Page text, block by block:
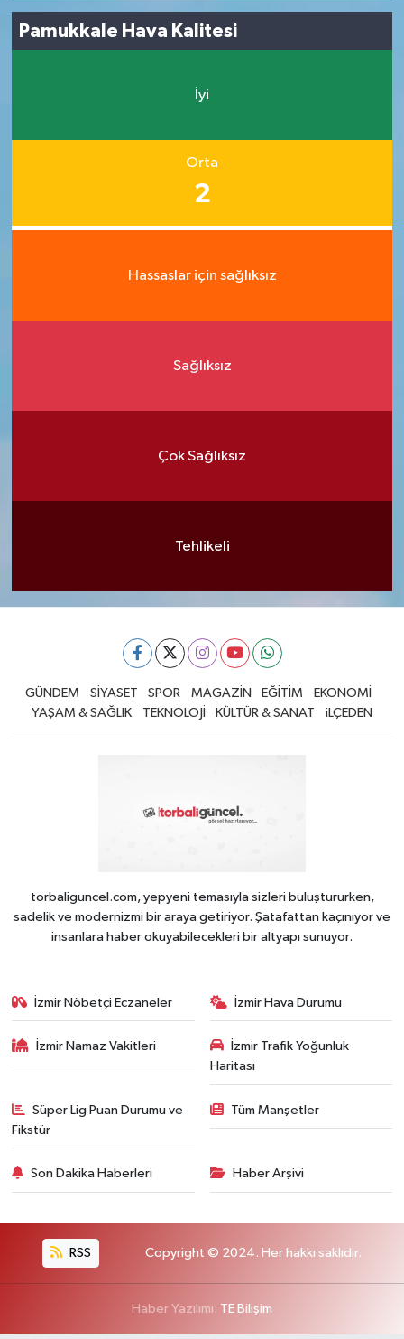
Pamukkale Hava Kalitesi
İyi
Orta
2
Hassaslar için sağlıksız
Sağlıksız
Çok Sağlıksız
Tehlikeli
GÜNDEM SİYASET SPOR MAGAZİN EĞİTİM
EKONOMİ
YAŞAM & SAĞLIK
TEKNOLOJİ KÜLTÜR & SANAT iLÇEDEN
torbaliguncel.com, yepyeni temasıyla sizleri buluştururken,
sadelik ve modernizmi bir araya getiriyor. Şatafattan kaçınıyor ve
insanlara haber okuyabilecekleri bir altyapı sunuyor.
İzmir Nöbetçi Eczaneler İzmir Hava Durumu
İzmir Namaz Vakitleri
İzmir Trafik Yoğunluk
Haritası
Süper Lig Puan Durumu ve
Fikstür
Tüm Manşetler
Son Dakika Haberleri Haber Arşivi
RSS Copyright © 2024. Her hakkı saklıdır.
Haber Yazılımı: TE Bilişim